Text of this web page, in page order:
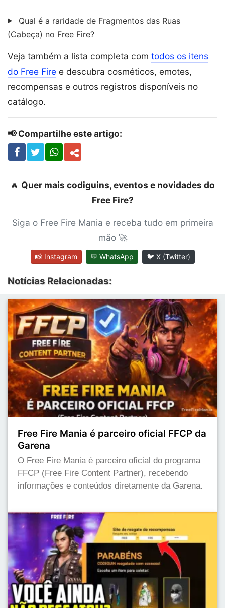
Qual é a raridade de Fragmentos das Ruas
(Cabeça) no Free Fire?
Veja também a lista completa com todos os itens
do Free Fire e descubra cosméticos, emotes,
recompensas e outros registros disponíveis no
catálogo.
📢 Compartilhe este artigo:
🔥 Quer mais codiguins, eventos e novidades do
Free Fire?
Siga o Free Fire Mania e receba tudo em primeira
mão 🚀
📸 Instagram 💬 WhatsApp 🐦 X (Twitter)
Notícias Relacionadas:
Free Fire Mania é parceiro oficial FFCP da
Garena
O Free Fire Mania é parceiro oficial do programa
FFCP (Free Fire Content Partner), recebendo
informações e conteúdos diretamente da Garena.